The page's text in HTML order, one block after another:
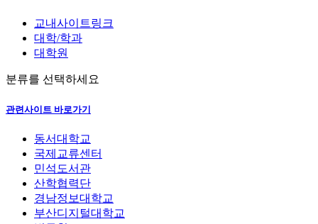
교내사이트링크
대학/학과
대학원
분류를 선택하세요
관련사이트 바로가기
동서대학교
국제교류센터
민석도서관
산학협력단
경남정보대학교
부산디지털대학교